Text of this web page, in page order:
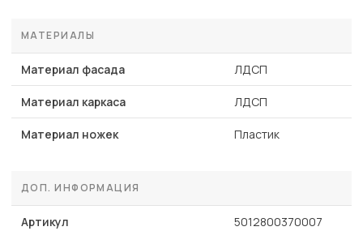
МАТЕРИАЛЫ
Материал фасада ЛДСП
Материал каркаса ЛДСП
Материал ножек Пластик
ДОП. ИНФОРМАЦИЯ
Артикул 5012800370007